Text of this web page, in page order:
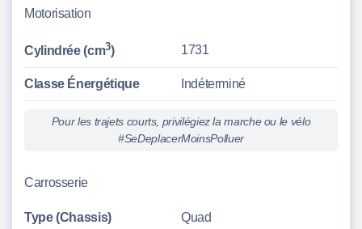
Arrière & Zéro Frais [Contexte achat] : Achetée à un
main[Garantie] : NON[Finition] : TRIKE VICTORY EML
BOARDWALK 1750 [Entretenue par] : Garage
indépendant [Carnet d'entretien] : Absent [Entretiens] :
Toutes les factures[Contrôle Technique] : Favorable le
18/07/2025 à 27 600 km[Chute] : Non[Double clefs] :
Motorisation
Cylindrée (cm3) 1731
Classe Énergétique Indéterminé
Pour les trajets courts, privilégiez la marche ou le vélo
#SeDeplacerMoinsPolluer
Carrosserie
Type (Chassis) Quad